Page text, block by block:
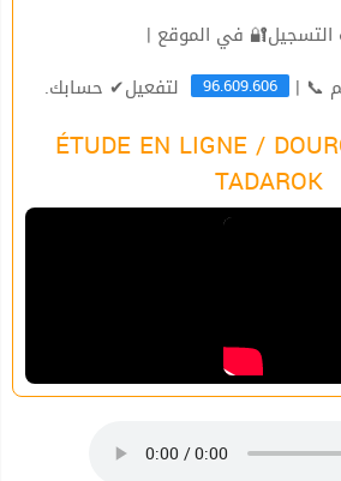
📞 |
96.609.606 لتفعيل✔ حسابك.
ÉTUDE EN LIGNE /
TADAROK